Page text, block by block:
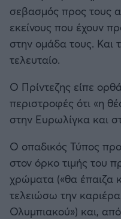
σεβασμός προς τους
εκείνους που έχουν
στην ομάδα τους. Και
τελευταίο.
Ο Πρίντεζης είπε
περιστροφές ότι «η
στην Ευρωλίγκα και
Ο οπαδικός Τύπος
στον όρκο τιμής του
χρώματα («θα έπαιζα
τελειώσω την
Ολυμπιακού») και,